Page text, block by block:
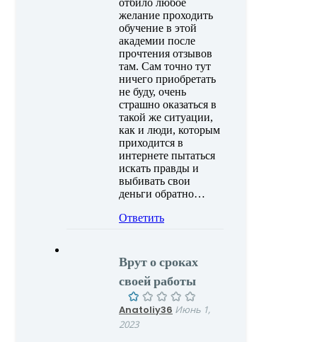
желание проходить
обучение в этой
академии после
прочтения отзывов
там. Сам точно тут
ничего приобретать
не буду, очень
страшно оказаться в
такой же ситуации,
как и люди, которым
приходится в
интернете пытаться
искать правды и
выбивать свои
деньги обратно…
Ответить
Врут о сроках
своей работы
Anatoliy36 Июнь 1,
2023